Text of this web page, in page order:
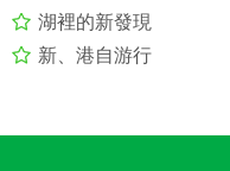
湖裡的新發現
新、港自游行